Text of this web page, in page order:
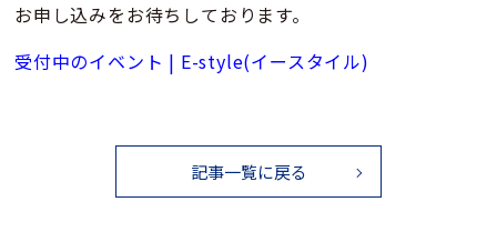
お申し込みをお待ちしております。
受付中のイベント | E-style(イースタイル)
記事一覧に戻る